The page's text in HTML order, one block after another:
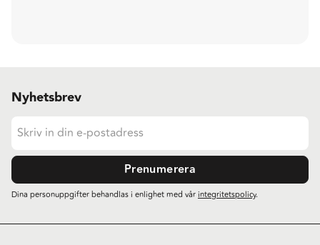
Nyhetsbrev
Prenumerera
Dina personuppgifter behandlas i enlighet med vårintegritetspolicy.